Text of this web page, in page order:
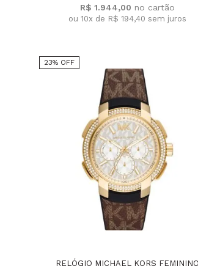
R$ 1.944,00
ou 10x de R$ 194,40 sem juros
23% OFF
RELÓGIO MICHAEL KORS FEMININO